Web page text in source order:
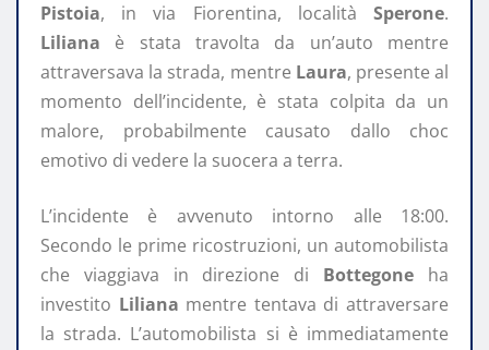
Pistoia, in via Fiorentina, località Sperone.
Liliana è stata travolta da un’auto mentre
attraversava la strada, mentre Laura, presente al
momento dell’incidente, è stata colpita da un
malore, probabilmente causato dallo choc
emotivo di vedere la suocera a terra.
L’incidente è avvenuto intorno alle 18:00.
Secondo le prime ricostruzioni, un automobilista
che viaggiava in direzione di Bottegone ha
investito Liliana mentre tentava di attraversare
la strada. L’automobilista si è immediatamente